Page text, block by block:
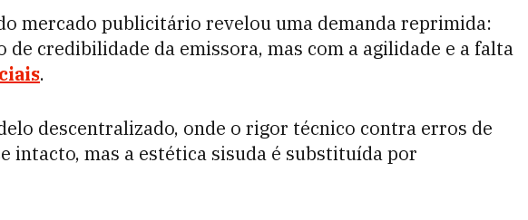
mercado publicitário revelou uma demanda reprimida:
de credibilidade da emissora, mas com a agilidade e a falta
.
descentralizado, onde o rigor técnico contra erros de
intacto, mas a estética sisuda é substituída por